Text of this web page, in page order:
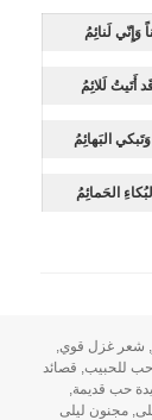
وَإِنّي لَنائِمُ
أَتَيتُ لَلائِمُ
البَهائِمُ
الحَمائِمُ
, شعر غزل قوي,
حب للحبيب, قصائد
حب قديمة,
,مجنون ليلى